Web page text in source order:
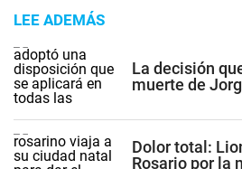
LEE ADEMÁS
La decisión
muerte de
Dolor total:
Rosario por la